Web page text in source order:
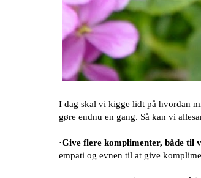
I dag skal vi kigge lidt på hvordan
gøre endnu en gang. Så kan vi
·Give flere komplimenter, både til
empati og evnen til at give